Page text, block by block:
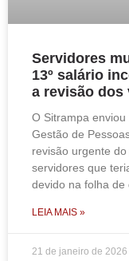
Servidores
13º salário
a revisão dos
O Sitrampa
Gestão de
revisão urgente
servidores que
devido na folha de
LEIA MAIS »
21 de janeiro de 2026